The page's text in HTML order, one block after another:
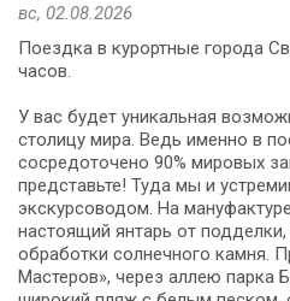
вс, 02.08.2026
Поездка в курортные города
часов.
У вас будет уникальная
столицу мира. Ведь именно в
сосредоточено 90% мировых
представьте! Туда мы и
экскурсоводом. На
настоящий янтарь от
обработки солнечного камня.
Мастеров», через аллею парка